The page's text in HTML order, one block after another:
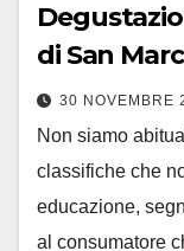
di San
30 NOVEMBRE
Non siamo
classifiche che
educazione,
al consumatore